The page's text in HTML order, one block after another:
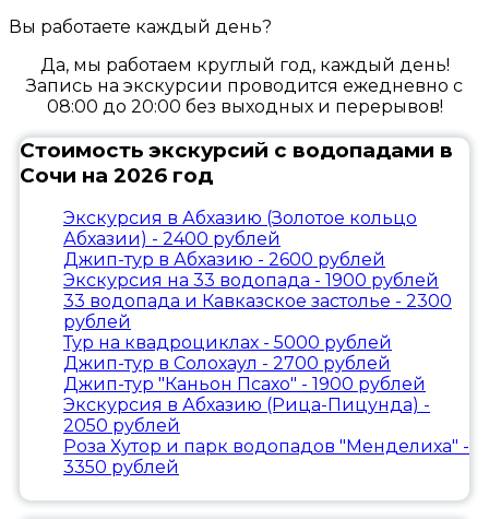
Вы работаете каждый день?
Да, мы работаем круглый год, каждый день!
Запись на экскурсии проводится ежедневно с
08:00 до 20:00 без выходных и перерывов!
Стоимость экскурсий с водопадами в
Сочи на 2026 год
Экскурсия в Абхазию (Золотое кольцо
Абхазии) - 2400 рублей
Джип-тур в Абхазию - 2600 рублей
Экскурсия на 33 водопада - 1900 рублей
33 водопада и Кавказское застолье - 2300
рублей
Тур на квадроциклах - 5000 рублей
Джип-тур в Солохаул - 2700 рублей
Джип-тур "Каньон Псахо" - 1900 рублей
Экскурсия в Абхазию (Рица-Пицунда) -
2050 рублей
Роза Хутор и парк водопадов "Менделиха" -
3350 рублей